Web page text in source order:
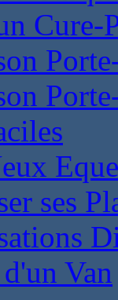
Cure-
ses
Van